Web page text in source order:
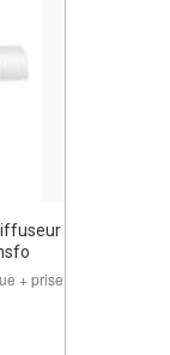
+ prise